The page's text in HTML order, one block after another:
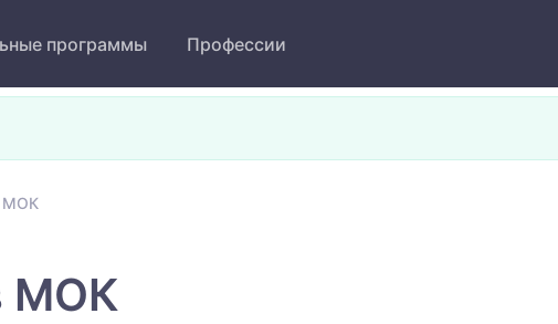
программы Профессии
МОК
МОК